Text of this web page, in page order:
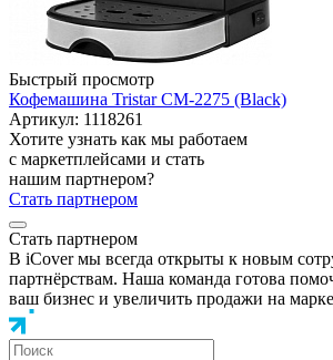
Быстрый просмотр
Кофемашина Tristar CM-2275 (Black)
Артикул: 1118261
Хотите узнать как мы работаем
с маркетплейсами и стать
нашим партнером?
Стать партнером
Стать партнером
В iCover мы всегда открыты к новым
партнёрствам. Наша команда готова
ваш бизнес и увеличить продажи на